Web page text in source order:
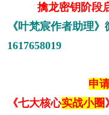
擒龙密钥阶段启
《叶梵宸作者助理
1617658019
申
《七大核心实战小圈